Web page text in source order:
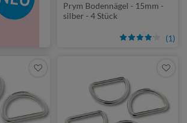
(1)
Prym Bodennägel - 15mm -
silber - 4 Stück